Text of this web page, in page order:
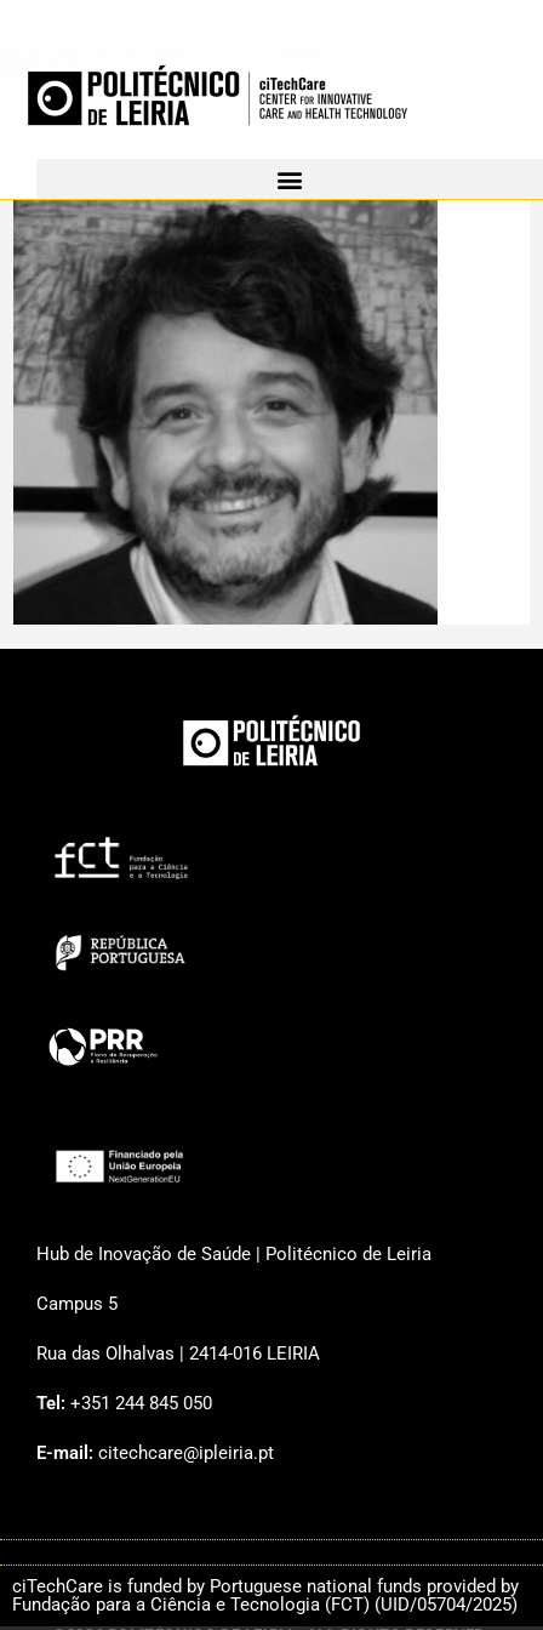
Hub de Inovação de Saúde | Politécnico de Leiria
Campus 5
Rua das Olhalvas | 2414-016 LEIRIA
Tel: +351 244 845 050
E-mail: citechcare@ipleiria.pt
ciTechCare is funded by Portuguese national funds provided by
Fundação para a Ciência e Tecnologia (FCT) (UID/05704/2025)